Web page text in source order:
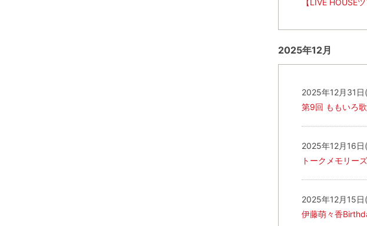
【LIVE HOUSE
2025年12月
2025年12月31日
第9回 ももいろ
2025年12月16日
トークメモリーズ
2025年12月15日
伊藤萌々香